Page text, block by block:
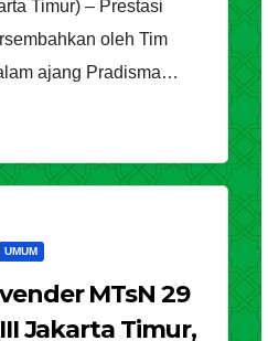
Timur) – Prestasi
oleh Tim
ajang Pradisma…
UMUM
MTsN 29
Jakarta Timur,